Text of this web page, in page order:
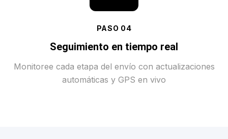
PASO 04
Seguimiento en tiempo real
Monitoree cada etapa del envío con actualizaciones
automáticas y GPS en vivo